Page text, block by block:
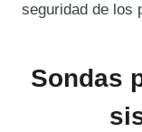
seguridad de los
Sondas